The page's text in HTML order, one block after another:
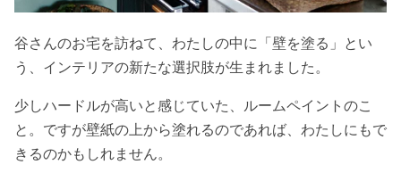
谷さんのお宅を訪ねて、わたしの中に「壁を塗る」とい
う、インテリアの新たな選択肢が生まれました。
少しハードルが高いと感じていた、ルームペイントのこ
と。ですが壁紙の上から塗れるのであれば、わたしにもで
きるのかもしれません。